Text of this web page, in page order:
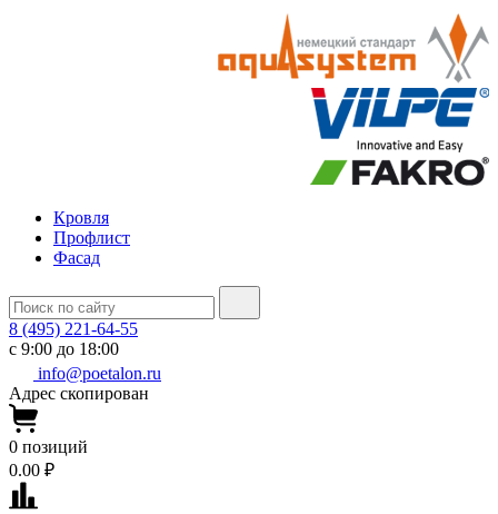
Кровля
Профлист
Фасад
8 (495) 221-64-55
с 9:00 до 18:00
info@poetalon.ru
Адрес скопирован
0 позиций
0.00 ₽